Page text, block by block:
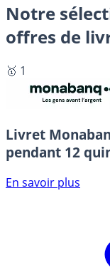
Notre
offres de
🥇 1
Livret
pendant 12
En savoir plus